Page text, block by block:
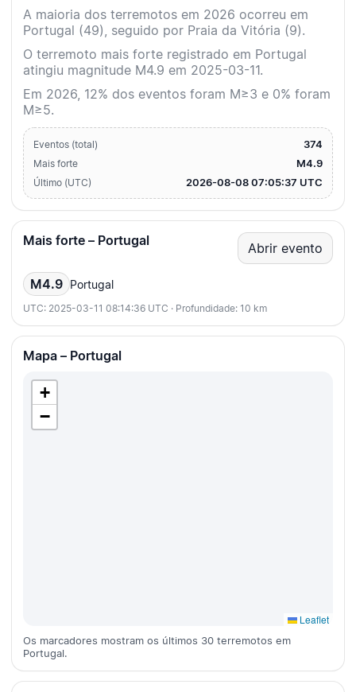
A maioria dos terremotos em 2026 ocorreu em
Portugal (49), seguido por Praia da Vitória (9).
O terremoto mais forte registrado em Portugal
atingiu magnitude M4.9 em 2025-03-11.
Em 2026, 12% dos eventos foram M≥3 e 0% foram
M≥5.
Eventos (total) 374
Mais forte M4.9
Último (UTC) 2026-08-08 07:05:37 UTC
Mais forte – Portugal Abrir evento
M4.9 Portugal
UTC: 2025-03-11 08:14:36 UTC · Profundidade: 10 km
Mapa – Portugal
+
−
Leaflet
Os marcadores mostram os últimos 30 terremotos em
Portugal.